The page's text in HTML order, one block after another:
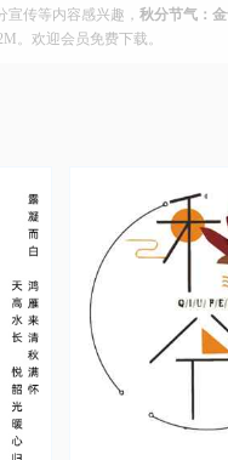
传等内容感兴趣， 秋分节气：
。欢迎会员免费下载。